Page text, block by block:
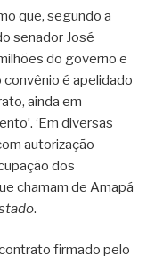
que, segundo a
senador José
do governo e
convênio é apelidado
ainda em
‘Em diversas
autorização
dos
chamam de Amapá
.
firmado pelo